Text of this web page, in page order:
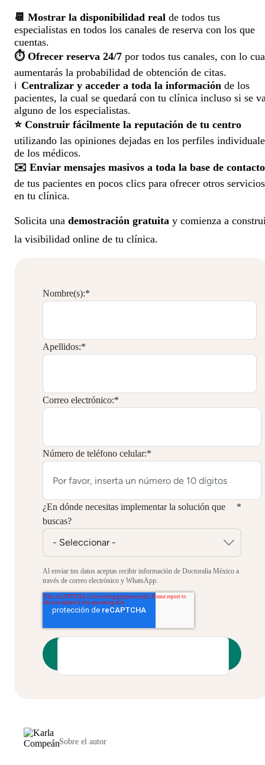
📆 Mostrar la disponibilidad real de todos tus
especialistas en todos los canales de reserva con los que
cuentas.
⏱️ Ofrecer reserva 24/7 por todos tus canales, con lo
aumentarás la probabilidad de obtención de citas.
ℹ️ Centralizar y acceder a toda la información de los
pacientes, la cual se quedará con tu clínica incluso si se
alguno de los especialistas.
⭐ Construir fácilmente la reputación de tu centro
utilizando las opiniones dejadas en los perfiles
de los médicos.
✉️ Enviar mensajes masivos a toda la base de
de tus pacientes en pocos clics para ofrecer otros servicios
en tu clínica.
Solicita una demostración gratuita y comienza a
la visibilidad online de tu clínica.
Nombre(s):*
Apellidos:*
Correo electrónico:*
Número de teléfono celular:*
¿En dónde necesitas implementar la solución que
buscas?
*
Al enviar tus datos aceptas recibir información de Doctoralia México a
través de correo electrónico y WhatsApp.
Sobre el autor